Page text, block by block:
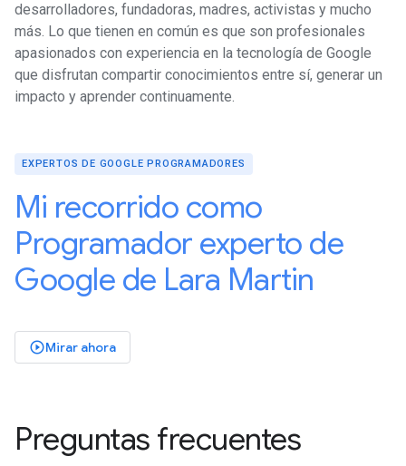
desarrolladores, fundadoras, madres, activistas y mucho
más. Lo que tienen en común es que son profesionales
apasionados con experiencia en la tecnología de Google
que disfrutan compartir conocimientos entre sí, generar un
impacto y aprender continuamente.
EXPERTOS DE GOOGLE PROGRAMADORES
Mi recorrido como
Programador experto de
Google de Lara Martin
play_circle_outlinedMirar ahora
Preguntas frecuentes